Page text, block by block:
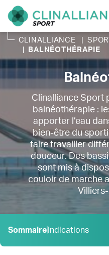
CLINALLIANCE
BALNÉOTHÉRAPIE
Clinalliance Sport
balnéothérapie :
apporter l’eau
bien-être du
faire travailler
douceur. Des
sont mis à
couloir de marche
Sommaire Indications
1 .Indications